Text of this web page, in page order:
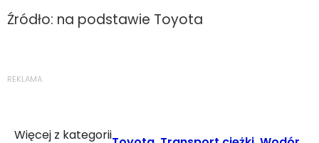
Źródło: na podstawie Toyota
REKLAMA
Więcej z kategorii